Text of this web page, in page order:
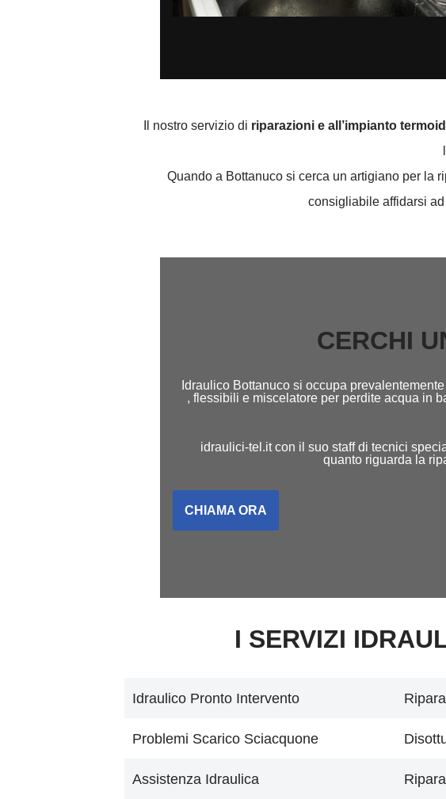
Il nostro servizio di riparazioni e all’impianto
Quando a Bottanuco si cerca un artigiano per la
consigliabile affidarsi
CERCHI
Idraulico Bottanuco si occupa
, flessibili e miscelatore per perdite acqua in
idraulici-tel.it con il suo staff di tecnici
quanto riguarda la
CHIAMA ORA
I SERVIZI
Idraulico Pronto Intervento
Problemi Scarico Sciacquone
Assistenza Idraulica